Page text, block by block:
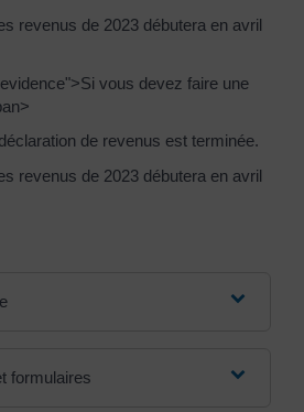
revenus de 2023 débutera en avril
vous devez faire une
de revenus est terminée.
revenus de 2023 débutera en avril
formulaires